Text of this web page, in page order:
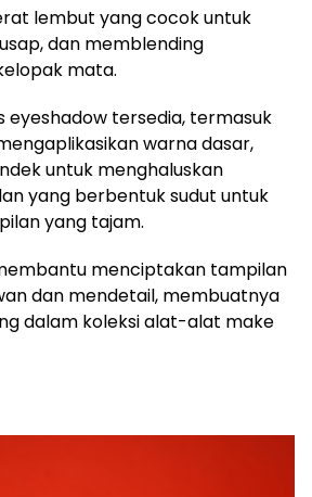
lembut yang cocok untuk
dan memblending
mata.
eyeshadow tersedia, termasuk
warna dasar,
untuk menghaluskan
yang berbentuk sudut untuk
yang tajam.
menciptakan tampilan
dan mendetail, membuatnya
dalam koleksi alat-alat make